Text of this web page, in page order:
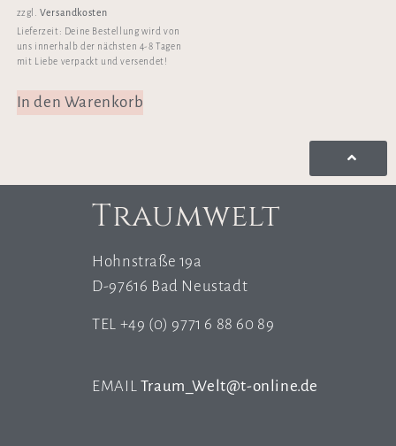
zzgl.Versandkosten
Lieferzeit: Deine Bestellung wird von
uns innerhalb der nächsten 4-8 Tagen
mit Liebe verpackt und versendet!
In den Warenkorb
Traumwelt
Hohnstraße 19a
D-97616 Bad Neustadt
TEL +49 (0) 9771 6 88 60 89
EMAIL Traum_Welt@t-online.de